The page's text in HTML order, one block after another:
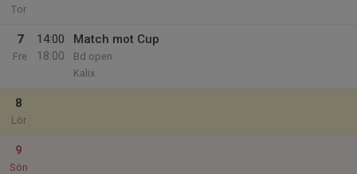
Tor
7
Fre
14:00
18:00
Match mot Cup
Bd open
Kalix
8
Lör
9
Sön